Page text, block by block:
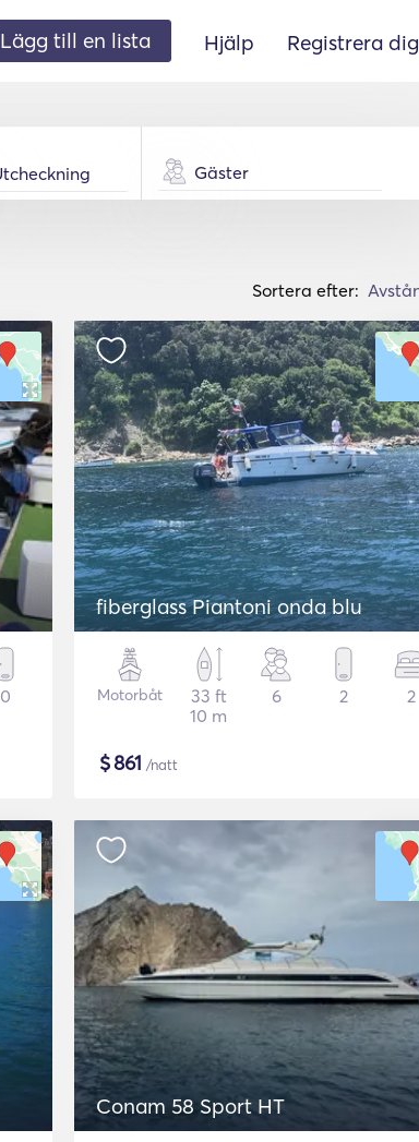
Lägg till en lista Hjälp Registrera dig
Gäster
Sortera efter:
0
fiberglass Piantoni onda blu
Motorbåt
33 ft
10 m
6 2 2
$861 /natt
Conam 58 Sport HT